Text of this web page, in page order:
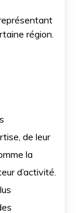
région.
de leur
la
d’activité.